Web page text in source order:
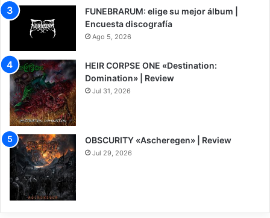
FUNEBRARUM: elige su mejor álbum |
Encuesta discografía
Ago 5, 2026
8
HEIR CORPSE ONE «Destination:
Domination» | Review
Jul 31, 2026
7.5
OBSCURITY «Ascheregen» | Review
Jul 29, 2026